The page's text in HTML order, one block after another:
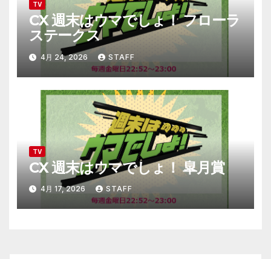
TV
CX 週末はウマでしょ！ フローラ
ステークス
4月 24, 2026 STAFF
TV
CX 週末はウマでしょ！ 皐月賞
4月 17, 2026 STAFF